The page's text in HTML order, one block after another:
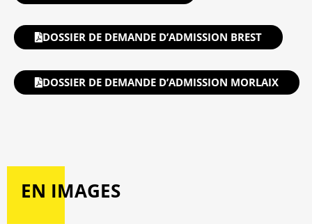
DOSSIER DE DEMANDE D’ADMISSION BREST
DOSSIER DE DEMANDE D’ADMISSION MORLAIX
EN IMAGES